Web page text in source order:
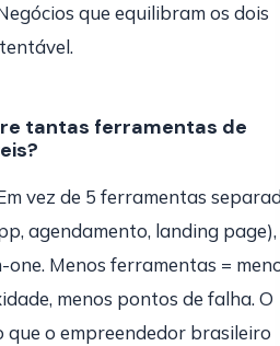
que equilibram os dois
tantas ferramentas de
vez de 5 ferramentas
agendamento, landing page),
Menos ferramentas =
menos pontos de falha. O
o empreendedor brasileiro